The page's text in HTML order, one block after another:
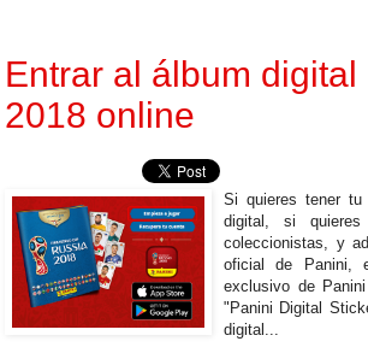
Entrar al álbum
2018 online
Si quieres tener tu
digital, si quieres
coleccionistas, y
oficial de Panini,
exclusivo de
"Panini Digital
digital...